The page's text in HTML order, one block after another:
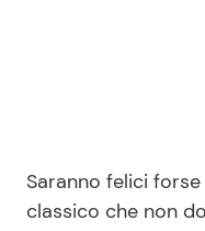
Info
Saranno felici
classico che non